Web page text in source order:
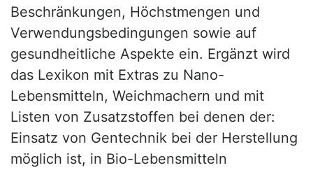
Beschränkungen, Höchstmengen und
Verwendungsbedingungen sowie auf
gesundheitliche Aspekte ein. Ergänzt wird
das Lexikon mit Extras zu Nano-
Lebensmitteln, Weichmachern und mit
Listen von Zusatzstoffen bei denen der:
Einsatz von Gentechnik bei der Herstellung
möglich ist, in Bio-Lebensmitteln